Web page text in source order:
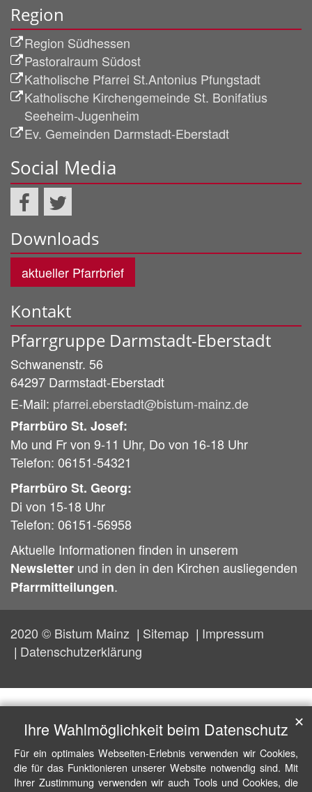
Region
Region Südhessen
Pastoralraum Südost
Katholische Pfarrei St.Antonius Pfungstadt
Katholische Kirchengemeinde St. Bonifatius
Seeheim-Jugenheim
Ev. Gemeinden Darmstadt-Eberstadt
Social Media
Downloads
aktueller Pfarrbrief
Kontakt
Pfarrgruppe Darmstadt-Eberstadt
Schwanenstr. 56
64297 Darmstadt-Eberstadt
E-Mail: pfarrei.eberstadt@bistum-mainz.de
Pfarrbüro St. Josef:
Mo und Fr von 9-11 Uhr, Do von 16-18 Uhr
Telefon: 06151-54321
Pfarrbüro St. Georg:
Di von 15-18 Uhr
Telefon: 06151-56958
Aktuelle Informationen finden in unserem
Newsletter und in den in den Kirchen ausliegenden
Pfarrmitteilungen.
2020 © Bistum Mainz Sitemap
Impressum
Datenschutzerklärung
Ihre Wahlmöglichkeit beim Datenschutz
Für ein optimales Webseiten-Erlebnis verwenden wir Cookies,
die für das Funktionieren unserer Website notwendig sind. Mit
Ihrer Zustimmung verwenden wir auch Tools und Cookies, die
✕